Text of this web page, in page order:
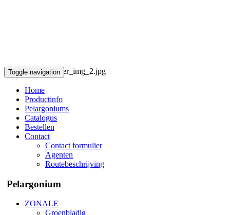
Toggle navigation
Home
Productinfo
Pelargoniums
Catalogus
Bestellen
Contact
Contact formulier
Agenten
Routebeschrijving
Pelargonium
ZONALE
Groenbladig